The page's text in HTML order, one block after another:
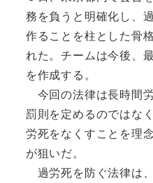
務を負うと明確化し、
作ることを柱とした骨
れた。チームは今後、
を作成する。
今回の法律は長時間
罰則を定めるのではな
労死をなくすことを理
が狙いだ。
過労死を防ぐ法律は